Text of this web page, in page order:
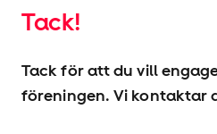
Tack!
Tack för att du vill
föreningen. Vi kontaktar